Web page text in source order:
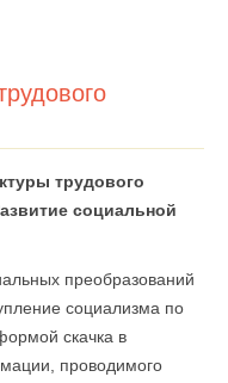
трудового
социальной
преобразований
социализма по
скачка в
проводимого